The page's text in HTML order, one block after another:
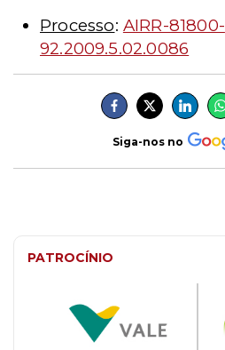
Processo: AIRR-81800-
92.2009.5.02.0086
Siga-nos no
PATROCÍNIO